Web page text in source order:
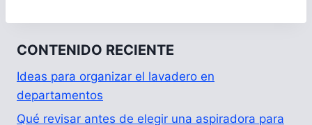
CONTENIDO RECIENTE
Ideas para organizar el lavadero en
departamentos
Qué revisar antes de elegir una aspiradora para